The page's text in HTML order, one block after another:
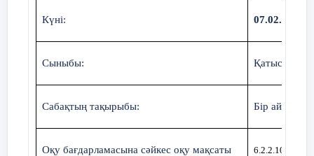
Күні: 07.02.23ж
Сыныбы:
Сабақтың тақырыбы: Бір
Оқу бағдарламасына сәйкес оқу мақсаты 6.2.2.10